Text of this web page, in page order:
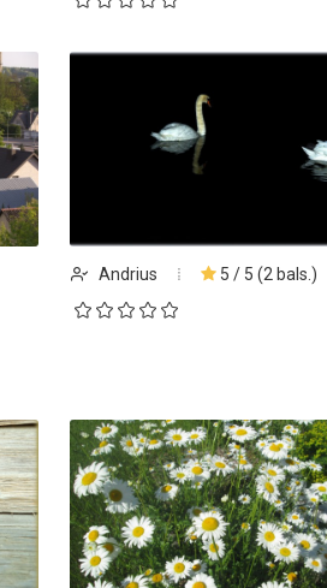
Biblioteka kviečia į renginius
rugpjūčio mėnesį
Andrius 5 / 5 (2 bals.)